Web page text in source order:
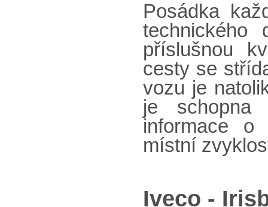
Posádka
technického
příslušnou
cesty se
vozu je
je schopna
informace o
místní
Iveco -